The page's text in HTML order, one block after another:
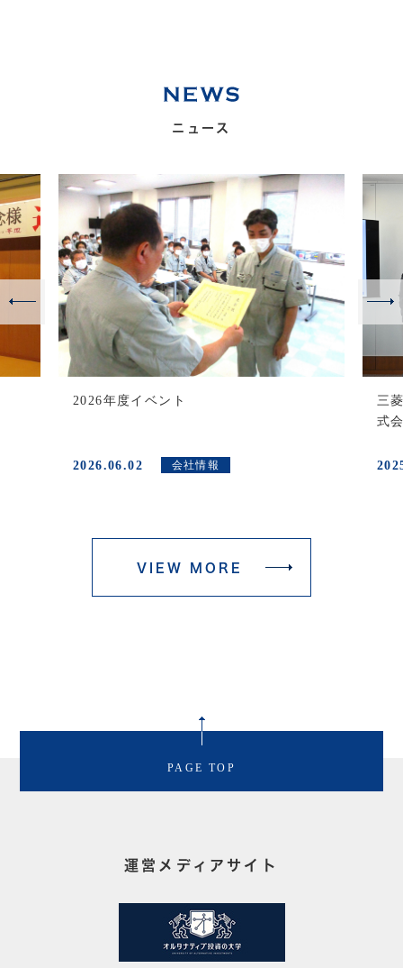
ニュース
2026年度イベント
2026.06.02 会社情報
三
式
VIEW MORE
PAGE TOP
運営メディアサイト